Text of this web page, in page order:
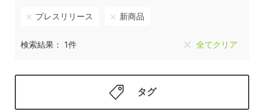
プレスリリース 新商品
検索結果： 1件 全てクリア
タグ